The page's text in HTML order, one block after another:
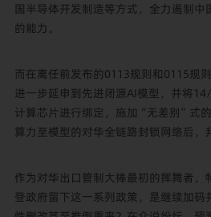
国半导体开发制造等方式，全力遏制
的能力。
而在离任前发布的0113规则和0115规
进一步延申到先进闭源AI模型，并将
计算芯片进行绑定，施加“无差别”式的
算力至模型的对华全链路封锁网络后，
作为对华出口管制大棒最初的挥舞者，
登政府留下这一系列政策，是继续加